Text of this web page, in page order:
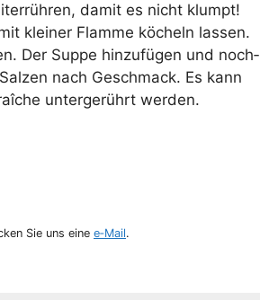
damit es nicht klumpt!
klei­ner Flam­me köcheln lassen.
Der Sup­pe hin­zu­fü­gen und noch­
nach Geschmack. Es kann
unter­ge­rührt werden.
Sie uns eine e‑Mail.